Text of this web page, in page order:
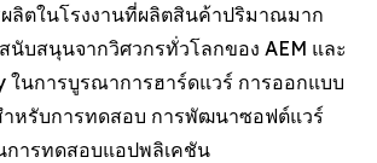
ผลิตในโรงงานที่ผลิตสินค้าปริมาณมาก
นับสนุนจากวิศวกรทั่วโลกของ AEM และ
ในการบูรณาการฮาร์ดแวร์ การออกแบบ
ำหรับการทดสอบ การพัฒนาซอฟต์แวร์
การทดสอบแอปพลิเคชัน